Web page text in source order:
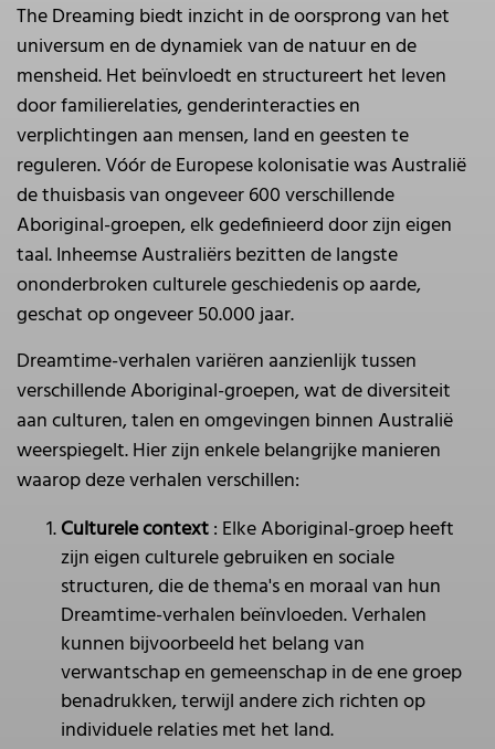
The Dreaming biedt inzicht in de oorsprong van het
universum en de dynamiek van de natuur en de
mensheid. Het beïnvloedt en structureert het leven
door familierelaties, genderinteracties en
verplichtingen aan mensen, land en geesten te
reguleren. Vóór de Europese kolonisatie was Australië
de thuisbasis van ongeveer 600 verschillende
Aboriginal-groepen, elk gedefinieerd door zijn eigen
taal. Inheemse Australiërs bezitten de langste
ononderbroken culturele geschiedenis op aarde,
geschat op ongeveer 50.000 jaar.
Dreamtime-verhalen variëren aanzienlijk tussen
verschillende Aboriginal-groepen, wat de diversiteit
aan culturen, talen en omgevingen binnen Australië
weerspiegelt. Hier zijn enkele belangrijke manieren
waarop deze verhalen verschillen:
Culturele context: Elke Aboriginal-groep heeft
zijn eigen culturele gebruiken en sociale
structuren, die de thema's en moraal van hun
Dreamtime-verhalen beïnvloeden. Verhalen
kunnen bijvoorbeeld het belang van
verwantschap en gemeenschap in de ene groep
benadrukken, terwijl andere zich richten op
individuele relaties met het land.